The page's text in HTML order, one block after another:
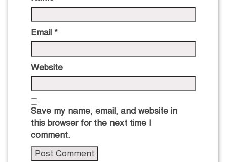
Email *
Website
Save my name, email, and website in
this browser for the next time I
comment.